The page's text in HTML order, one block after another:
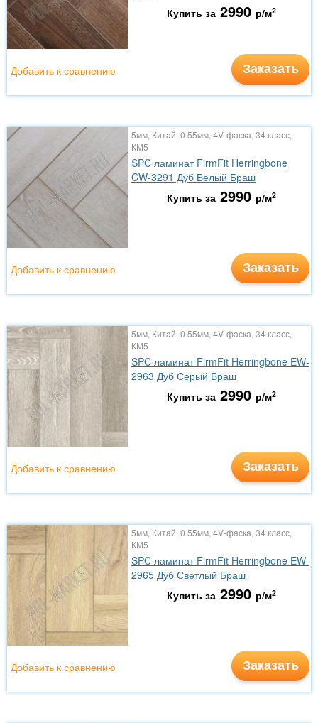
Купить за 2990 р/м2
Заказать
Добавить к сравнению
5мм, Китай, 0.55мм, 4V-фаска, 34 класс,
КМ5
SPC ламинат FirmFit Herringbone
CW-3291 Дуб Белый Браш
Купить за 2990 р/м2
Заказать
Добавить к сравнению
5мм, Китай, 0.55мм, 4V-фаска, 34 класс,
КМ5
SPC ламинат FirmFit Herringbone EW-
2963 Дуб Серый Браш
Купить за 2990 р/м2
Заказать
Добавить к сравнению
5мм, Китай, 0.55мм, 4V-фаска, 34 класс,
КМ5
SPC ламинат FirmFit Herringbone EW-
2965 Дуб Светлый Браш
Купить за 2990 р/м2
Заказать
Добавить к сравнению